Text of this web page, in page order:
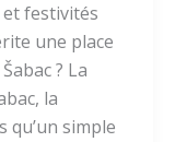
festivités
une place
? La
la
qu’un simple